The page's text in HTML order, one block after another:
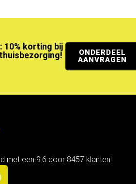
10% korting bij
ONDERDEEL
AANVRAGEN
met een 9.6 door 8457 klanten!